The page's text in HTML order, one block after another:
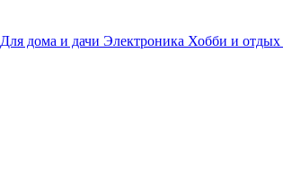
Для дома и дачи Электроника Хобби и отдых